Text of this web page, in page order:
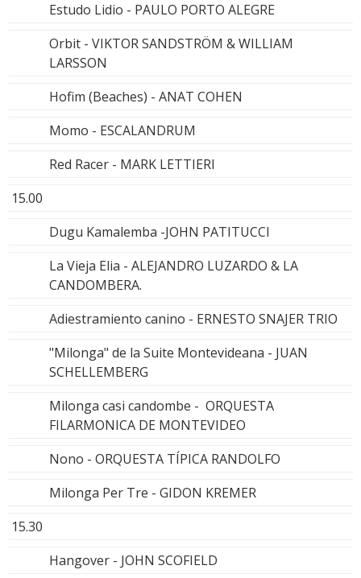
Estudo Lidio - PAULO PORTO ALEGRE
Orbit - VIKTOR SANDSTRÖM & WILLIAM
LARSSON
Hofim (Beaches) - ANAT COHEN
Momo - ESCALANDRUM
Red Racer - MARK LETTIERI
15.00
Dugu Kamalemba -JOHN PATITUCCI
La Vieja Elia - ALEJANDRO LUZARDO & LA
CANDOMBERA.
Adiestramiento canino - ERNESTO SNAJER TRIO
"Milonga" de la Suite Montevideana - JUAN
SCHELLEMBERG
Milonga casi candombe - ORQUESTA
FILARMONICA DE MONTEVIDEO
Nono - ORQUESTA TÍPICA RANDOLFO
Milonga Per Tre - GIDON KREMER
15.30
Hangover - JOHN SCOFIELD